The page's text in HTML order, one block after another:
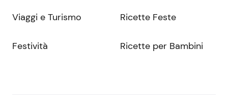
Viaggi e Turismo
Festività
Ricette Feste
Ricette per Bambini